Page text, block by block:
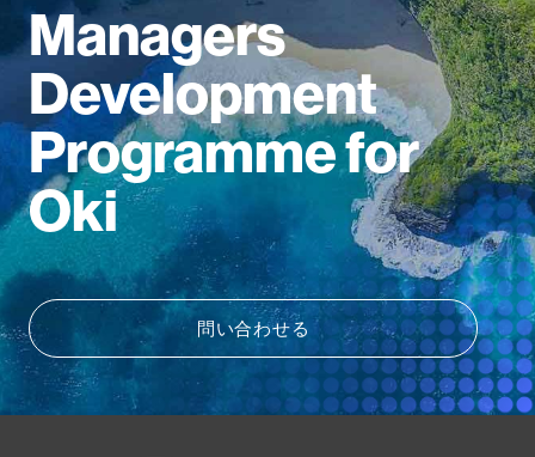
Managers
Development
Programme for
Oki
問い合わせる